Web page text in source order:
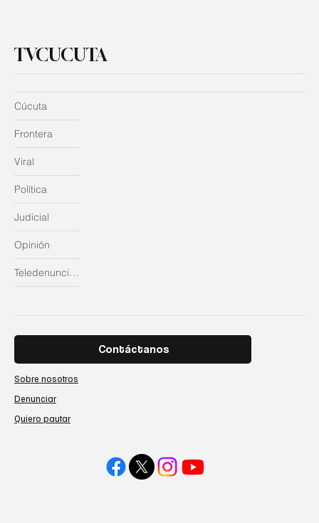
TVCUCUTA
Judicial
Opinión
Teledenuncias
Cúcuta
Frontera
Viral
Política
Contáctanos
Sobre nosotros
Denunciar
Quiero pautar